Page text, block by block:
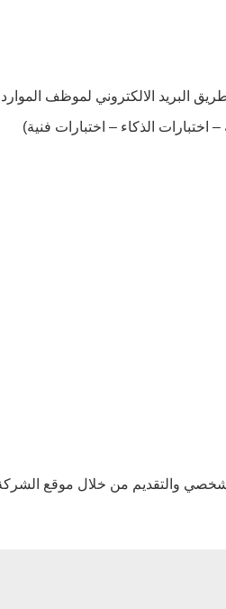
البريد الالكتروني لموظف الموارد
– اختبارات الذكاء – اختبارات فنية)
والتقديم من خلال موقع